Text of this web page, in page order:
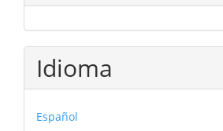
Idioma
Español